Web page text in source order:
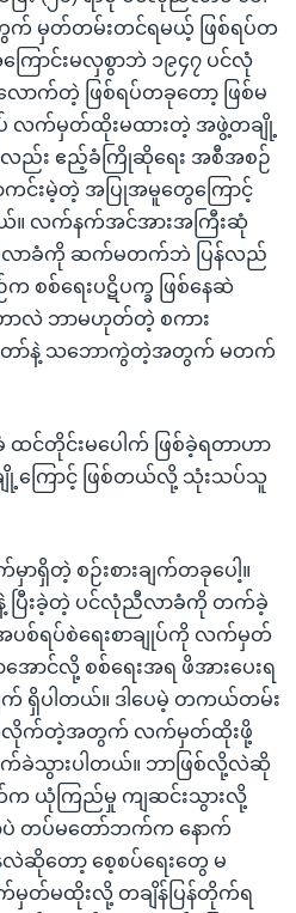
က် မှတ်တမ်းတင်ရမယ့် ဖြစ်ရပ်တ
ြောင်းမလှစွာဘဲ ၁၉၄၇ ပင်လုံ
ာက်တဲ့ ဖြစ်ရပ်တခုတော့ ဖြစ်မ
ပ် လက်မှတ်ထိုးမထားတဲ့ အဖွဲ့တချို့
လည်း ဧည့်ခံကြိုဆိုရေး အစီအစဉ်
င်းမဲ့တဲ့ အပြုအမူတွေကြောင့်
တယ်။ လက်နက်အင်အားအကြီးဆုံ
ညီလာခံကို ဆက်မတက်ဘဲ ပြန်လည်
စစ်ရေးပဋိပက္ခ ဖြစ်နေဆဲ
ဟာလဲ ဘာမဟုတ်တဲ့ စကား
ော်နဲ့ သဘောကွဲတဲ့အတွက် မတက်
င်တိုင်းမပေါက် ဖြစ်ခဲ့ရတာဟာ
ကြောင့် ဖြစ်တယ်လို့ သုံးသပ်သူ
ရှိတဲ့ စဉ်းစားချက်တခုပေါ့။
ပြီးခဲ့တဲ့ ပင်လုံညီလာခံကို တက်ခဲ့
ပစ်ရပ်စဲရေးစာချုပ်ကို လက်မှတ်
င်လို့ စစ်ရေးအရ ဖိအားပေးရ
က် ရှိပါတယ်။ ဒါပေမဲ့ တကယ်တမ်း
လိုက်တဲ့အတွက် လက်မှတ်ထိုးဖို့
က်ခဲသွားပါတယ်။ ဘာဖြစ်လို့လဲဆို
က ယုံကြည်မှု ကျဆင်းသွားလို့
ာပဲ တပ်မတော်ဘက်က နောက်
ဆိုတော့ စေ့စပ်ရေးတွေ မ
မှတ်မထိုးလို့ တချိန်ပြန်တိုက်ရ